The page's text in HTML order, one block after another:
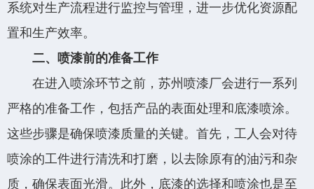
系统对生产流程进行监控与管理，进一步优化资源配
置和生产效率。
二、喷漆前的准备工作
在进入喷涂环节之前，苏州喷漆厂会进行一系列
严格的准备工作，包括产品的表面处理和底漆喷涂。
这些步骤是确保喷漆质量的关键。首先，工人会对待
喷涂的工件进行清洗和打磨，以去除原有的油污和杂
质，确保表面光滑。此外，底漆的选择和喷涂也是至